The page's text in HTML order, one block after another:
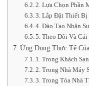
2. Lựa Chọn Phần
3. Lắp Đặt Thiết Bị
4. Đào Tạo Nhân
5. Theo Dõi Và Cải
Ứng Dụng Thực Tế
1. Trong Khách Sạn
2. Trong Nhà Máy
3. Trong Tòa Nhà